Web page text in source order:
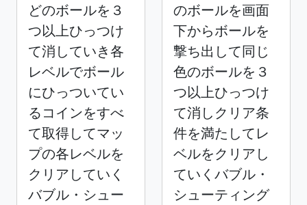
どのボールを３
つ以上ひっつけ
て消していき各
レベルでボール
にひっついてい
るコインをすべ
て取得してマッ
プの各レベルを
クリアしていく
バブル・シュー
のボールを画面
下からボールを
撃ち出して同じ
色のボールを３
つ以上ひっつけ
て消しクリア条
件を満たしてレ
ベルをクリアし
ていくバブル・
シューティング